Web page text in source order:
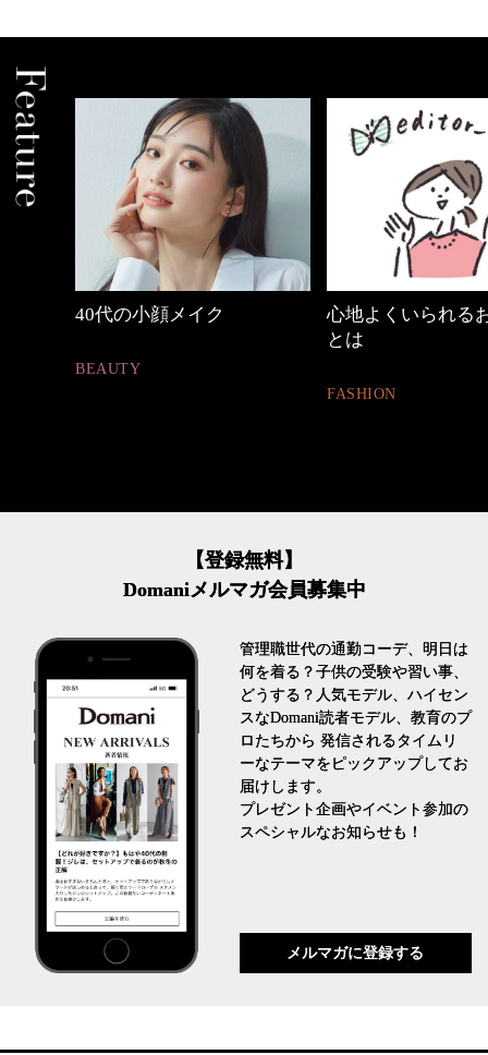
心地よくいられるおしゃれ
働く女性のバッグ
【登録無料】
Domaniメルマガ会員募集中
管理職世代の通勤コーデ、明日は
何を着る？子供の受験や習い事、
どうする？人気モデル、ハイセン
スなDomani読者モデル、教育のプ
ロたちから 発信されるタイムリ
ーなテーマをピックアップしてお
届けします。
プレゼント企画やイベント参加の
スペシャルなお知らせも！
メルマガに登録する